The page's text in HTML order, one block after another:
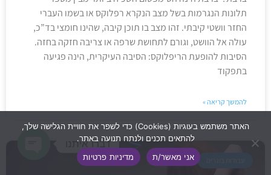
תלונות הנגרמות בשל מצב הנקרא רפלוקס או בשמו העברי
החזר וושטי קיבתי. זהו מצב בו תוכן קיבה, שהינו חומצי בד”כ,
עולה אל הוושט, וגורם לתחושת שרפה או צריבה חזקה בחזה.
הסיבות להופעת הריפלוקס: הסיבה העיקרית, הינה פגיעה
בתפקוד
להמשך קריאה »
האתר משתמש בעוגיות (Cookies) כדי לשפר את חוויית הגלישה שלך,
להתאים תכנים ולנתח תנועה באתר.
אני מאשר/ת
מדיניות פרטיות
דברו איתנו